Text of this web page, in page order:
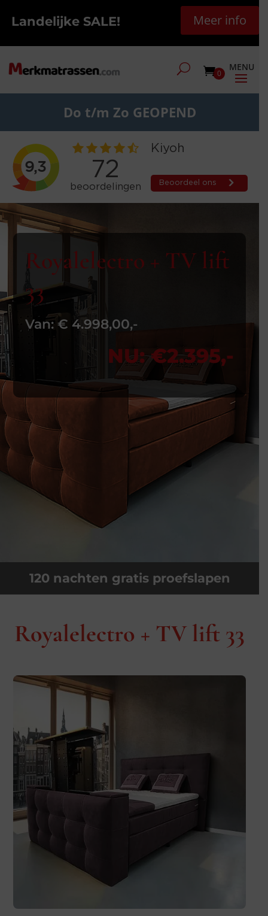
Landelijke SALE! Meer info
0
Do t/m Zo GEOPEND
Royalelectro + TV lift
33
Van: € 4.998,00,-
NU: €2.395,-
120 nachten gratis proefslapen
Royalelectro + TV lift 33